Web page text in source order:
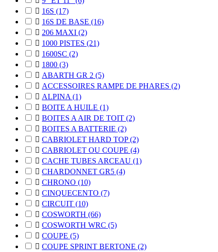
 16S (17)
 16S DE BASE (16)
 206 MAXI (2)
 1000 PISTES (21)
 1600SC (2)
 1800 (3)
 ABARTH GR 2 (5)
 ACCESSOIRES RAMPE DE PHARES (2)
 ALPINA (1)
 BOITE A HUILE (1)
 BOITES A AIR DE TOIT (2)
 BOITES A BATTERIE (2)
 CABRIOLET HARD TOP(2)
 CABRIOLET OU COUPE (4)
 CACHE TUBES ARCEAU (1)
 CHARDONNET GR5 (4)
 CHRONO (10)
 CINQUECENTO (7)
 CIRCUIT (10)
 COSWORTH (66)
 COSWORTH WRC (5)
 COUPE (5)
 COUPE SPRINT BERTONE (2)